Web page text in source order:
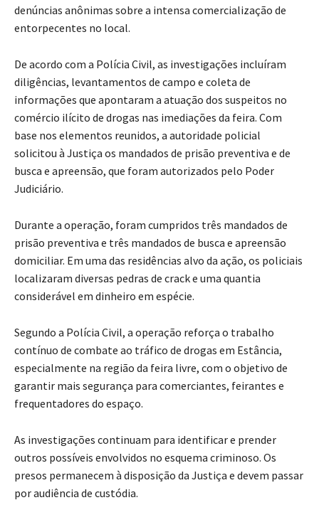
denúncias anônimas sobre a intensa comercialização de
entorpecentes no local.
De acordo com a Polícia Civil, as investigações incluíram
diligências, levantamentos de campo e coleta de
informações que apontaram a atuação dos suspeitos no
comércio ilícito de drogas nas imediações da feira. Com
base nos elementos reunidos, a autoridade policial
solicitou à Justiça os mandados de prisão preventiva e de
busca e apreensão, que foram autorizados pelo Poder
Judiciário.
Durante a operação, foram cumpridos três mandados de
prisão preventiva e três mandados de busca e apreensão
domiciliar. Em uma das residências alvo da ação, os policiais
localizaram diversas pedras de crack e uma quantia
considerável em dinheiro em espécie.
Segundo a Polícia Civil, a operação reforça o trabalho
contínuo de combate ao tráfico de drogas em Estância,
especialmente na região da feira livre, com o objetivo de
garantir mais segurança para comerciantes, feirantes e
frequentadores do espaço.
As investigações continuam para identificar e prender
outros possíveis envolvidos no esquema criminoso. Os
presos permanecem à disposição da Justiça e devem passar
por audiência de custódia.